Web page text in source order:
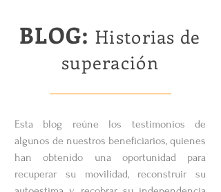
BLOG: Historias de
superación
Esta blog reúne los testimonios de
algunos de nuestros beneficiarios, quienes
han obtenido una oportunidad para
recuperar su movilidad, reconstruir su